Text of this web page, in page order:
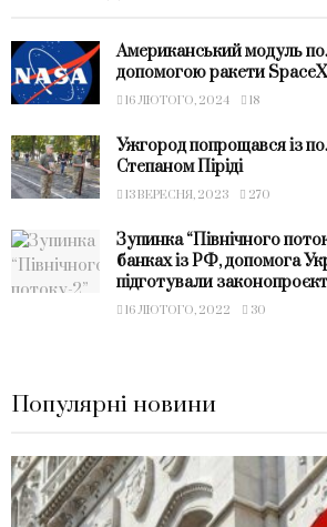
Американський модуль
допомогою ракети SpaceX
16 ЛЮТОГО, 2024 18
Ужгород попрощався із
Степаном Піріді
13 ВЕРЕСНЯ, 2023 270
Зупинка “Північного
банках із РФ, допомога
підготували законопроєкт
16 ЛЮТОГО, 2022 30
Популярні новини